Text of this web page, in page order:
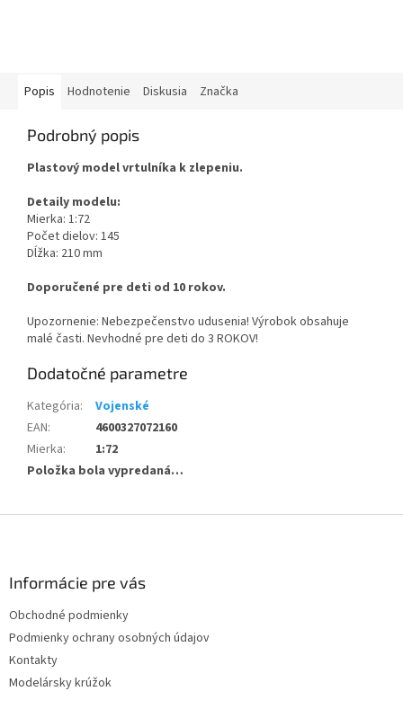
Popis Hodnotenie Diskusia Značka
Podrobný popis
Plastový model vrtulníka k zlepeniu.
Detaily modelu:
Mierka: 1:72
Počet dielov: 145
Dĺžka: 210 mm
Doporučené pre deti od 10 rokov.
Upozornenie: Nebezpečenstvo udusenia! Výrobok obsahuje
malé časti. Nevhodné pre deti do 3 ROKOV!
Dodatočné parametre
Kategória:
Vojenské
EAN:
4600327072160
Mierka:
1:72
Položka bola vypredaná…
Informácie pre vás
Obchodné podmienky
Podmienky ochrany osobných údajov
Kontakty
Modelársky krúžok